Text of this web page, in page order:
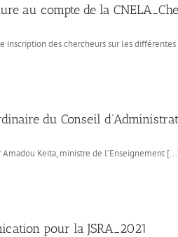
au compte de la
inscription des chercheurs sur les
du Conseil
Keita, ministre de l’Enseignement
pour la JSRA_2021